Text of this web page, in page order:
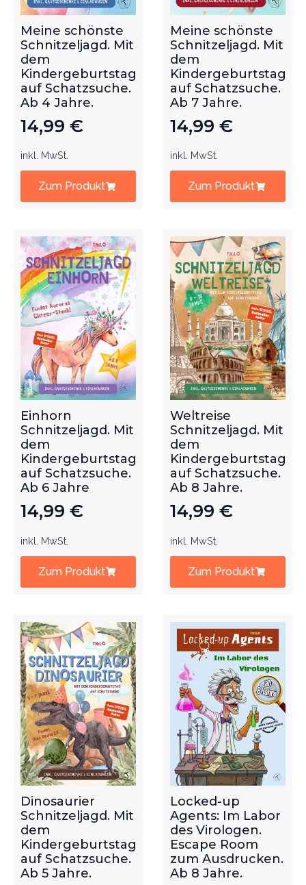
Meine schönste
Schnitzeljagd. Mit
dem
Kindergeburtstag
auf Schatzsuche.
Ab 4 Jahre.
14,99 €
inkl. MwSt.
Zum Produkt
Meine schönste
Schnitzeljagd. Mit
dem
Kindergeburtstag
auf Schatzsuche.
Ab 7 Jahre.
14,99 €
inkl. MwSt.
Zum Produkt
Einhorn
Schnitzeljagd. Mit
dem
Kindergeburtstag
auf Schatzsuche.
Ab 6 Jahre
14,99 €
inkl. MwSt.
Zum Produkt
Weltreise
Schnitzeljagd. Mit
dem
Kindergeburtstag
auf Schatzsuche.
Ab 8 Jahre.
14,99 €
inkl. MwSt.
Zum Produkt
Dinosaurier
Schnitzeljagd. Mit
dem
Kindergeburtstag
auf Schatzsuche.
Ab 5 Jahre.
Locked-up
Agents: Im Labor
des Virologen.
Escape Room
zum Ausdrucken.
Ab 8 Jahre.